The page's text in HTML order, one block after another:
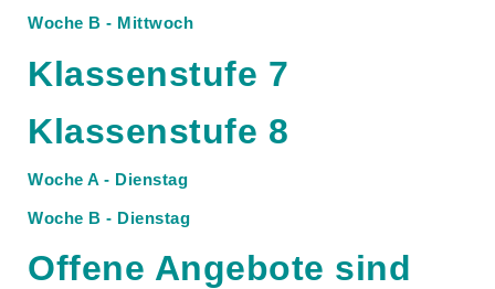
Woche B - Mittwoch
Klassenstufe 7
Klassenstufe 8
Woche A - Dienstag
Woche B - Dienstag
Offene Angebote sind